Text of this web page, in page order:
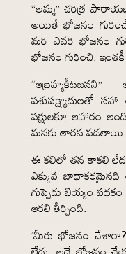
“అమ్మ” చరిత్ర పారాయణ
అయితే భోజనం
మరి ఎవరి భోజనం
భోజనం గురించి. ఇంతకీ
పశుపక్ష్యాదులతో సహా
పక్షులకూ ఆహారం
మనకు తారస పడతాయి.
ఈ కలిలో తన కాకలి
ఎక్కువ బాధాకరమైనది
గుప్పెడు బియ్యం
ఆకలి తీర్చింది.
‘మీరు భోజనం